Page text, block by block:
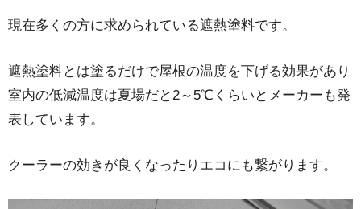
現在多くの方に求められている遮熱塗料です。
遮熱塗料とは塗るだけで屋根の温度を下げる効果があり
室内の低減温度は夏場だと2～5℃くらいとメーカーも発
表しています。
クーラーの効きが良くなったりエコにも繋がります。